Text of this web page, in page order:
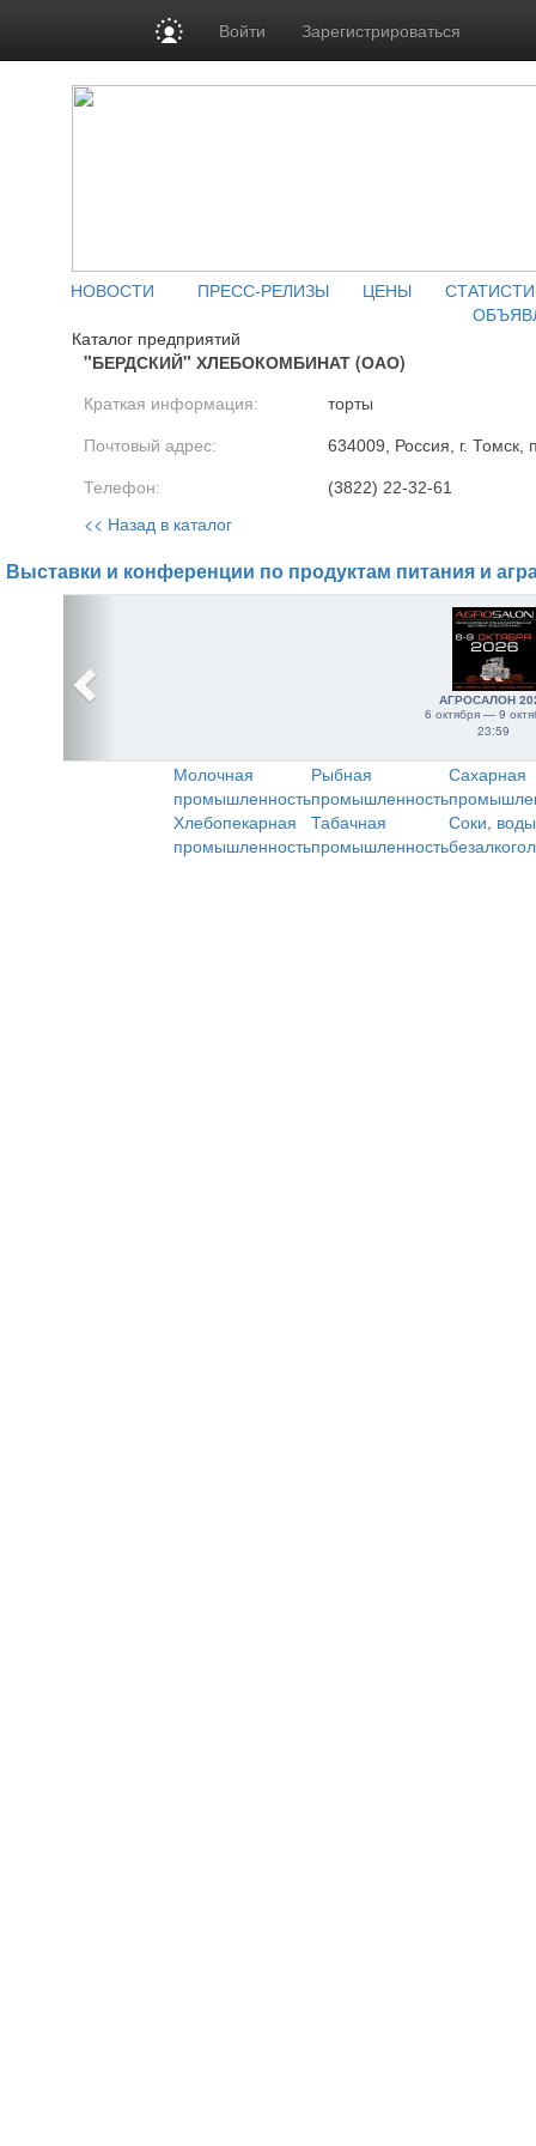
Войти Зарегистрироваться
НОВОСТИ ПРЕСС-РЕЛИЗЫ ЦЕНЫ
Каталог предприятий
"БЕРДСКИЙ" ХЛЕБОКОМБИНАТ (ОАО)
Краткая информация: торты
Почтовый адрес: 634009, Россия, г. Томск,
Телефон: (3822) 22-32-61
<< Назад в каталог
Выставки и конференции по продуктам питания и
АГРОСАЛОН
6 октября — 9
23:59
Молочная
промышленность
Рыбная
промышленность
Сахарная
Хлебопекарная
промышленность
Табачная
промышленность
Соки,